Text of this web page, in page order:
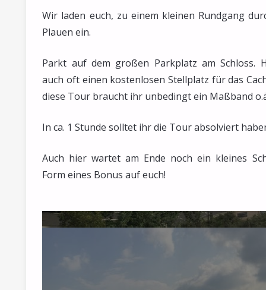
Wir laden euch, zu einem kleinen Rundgang
Plauen ein.
Parkt auf dem großen Parkplatz am Schloss.
auch oft einen kostenlosen Stellplatz für das
diese Tour braucht ihr unbedingt ein Maßband
In ca. 1 Stunde solltet ihr die Tour absolviert
Auch hier wartet am Ende noch ein kleines
Form eines Bonus auf euch!